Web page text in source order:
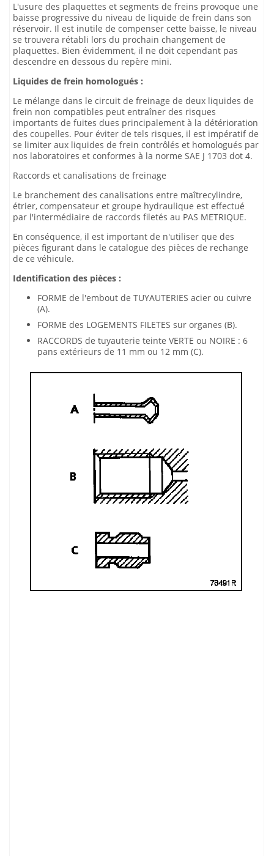
L'usure des plaquettes et segments de freins provoque une
baisse progressive du niveau de liquide de frein dans son
réservoir. Il est inutile de compenser cette baisse, le niveau
se trouvera rétabli lors du prochain changement de
plaquettes. Bien évidemment, il ne doit cependant pas
descendre en dessous du repère mini.
Liquides de frein homologués :
Le mélange dans le circuit de freinage de deux liquides de
frein non compatibles peut entraîner des risques
importants de fuites dues principalement à la détérioration
des coupelles. Pour éviter de tels risques, il est impératif de
se limiter aux liquides de frein contrôlés et homologués par
nos laboratoires et conformes à la norme SAE J 1703 dot 4.
Raccords et canalisations de freinage
Le branchement des canalisations entre maîtrecylindre,
étrier, compensateur et groupe hydraulique est effectué
par l'intermédiaire de raccords filetés au PAS METRIQUE.
En conséquence, il est important de n'utiliser que des
pièces figurant dans le catalogue des pièces de rechange
de ce véhicule.
Identification des pièces :
FORME de l'embout de TUYAUTERIES acier ou cuivre
(A).
FORME des LOGEMENTS FILETES sur organes (B).
RACCORDS de tuyauterie teinte VERTE ou NOIRE : 6
pans extérieurs de 11 mm ou 12 mm (C).